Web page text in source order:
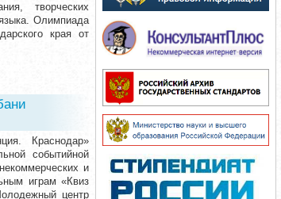
творческих
Олимпиада
края от
Краснодар»
событийной
и
играм «Квиз
центр